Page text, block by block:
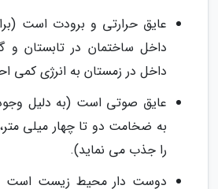
عایق حرارتی و برودت است
داخل ساختمان در تابستان و
داخل در زمستان به انرژی کمی
عایق صوتی است (به دلیل وجود
به ضخامت دو تا چهار میلی
را جذب می نماید).
دوست دار محیط زیست است